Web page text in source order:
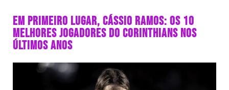
EM PRIMEIRO LUGAR, CÁSSIO RAMOS: OS 10
MELHORES JOGADORES DO CORINTHIANS NOS
ÚLTIMOS ANOS